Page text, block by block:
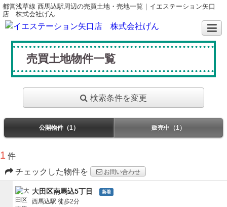
都営浅草線 西馬込駅周辺の売買土地・売地一覧｜イエステーション矢口
店 株式会社げん
売買土地物件一覧
検索条件を変更
公開物件（1） 販売中（1）
1 件
チェックした物件を
お問い合わせ
大田区南馬込5丁目 新着
西馬込駅 徒歩2分